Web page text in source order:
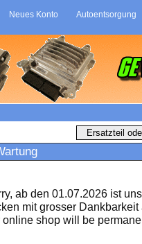
Neues Konto Autoentsorgung
ab den 01.07.2026 ist
mit grosser
online shop will be